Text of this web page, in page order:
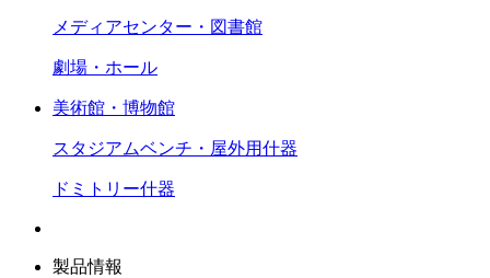
メディアセンター・図書館
劇場・ホール
美術館・博物館
スタジアムベンチ・屋外用什器
ドミトリー什器
製品情報